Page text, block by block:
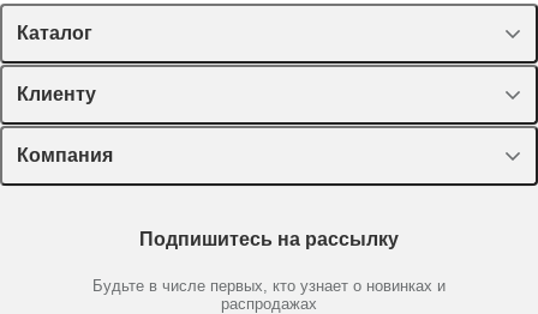
Каталог
Спецпредложения
Оборудование, приборы
Пластик, стекло, принадлежности
Химические реактивы, препараты, наборы
Производители
Клиенту
Лекторий Диаэм
Доставка и оплата
Мобильное приложение
Компания
Партнеры
Подпишитесь на рассылку
Будьте в числе первых, кто узнает о новинках и
распродажах